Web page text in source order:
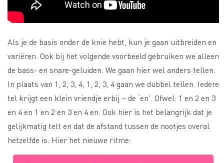
Als je de basis onder de knie hebt, kun je gaan uitbreiden en
variëren. Ook bij het volgende voorbeeld gebruiken we alleen
de bass- en snare-geluiden. We gaan hier wel anders tellen.
In plaats van 1, 2, 3, 4, 1, 2, 3, 4 gaan we dubbel tellen. Iedere
tel krijgt een klein vriendje erbij – de ‘en’. Ofwel: 1 en 2 en 3
en 4 en 1 en 2 en 3 en 4 en. Ook hier is het belangrijk dat je
gelijkmatig telt en dat de afstand tussen de nootjes overal
hetzelfde is. Hier het nieuwe ritme: